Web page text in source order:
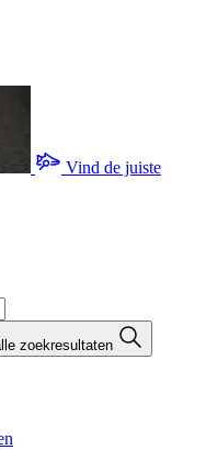
Vind de juiste
zoekresultaten